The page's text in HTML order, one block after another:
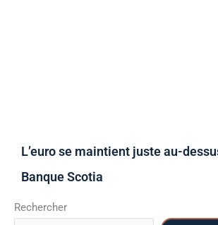
L’euro se maintient juste au-
Banque Scotia
Rechercher